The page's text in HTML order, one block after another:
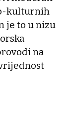
kulturnih
je to u nizu
na